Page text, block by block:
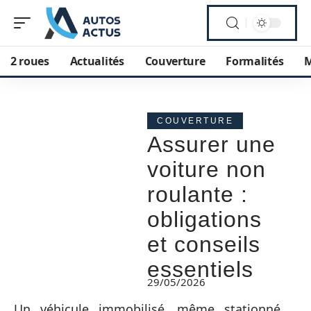
2 roues Actualités Couverture Formalités
COUVERTURE
Assurer une
voiture non
roulante :
obligations
et conseils
essentiels
29/05/2026